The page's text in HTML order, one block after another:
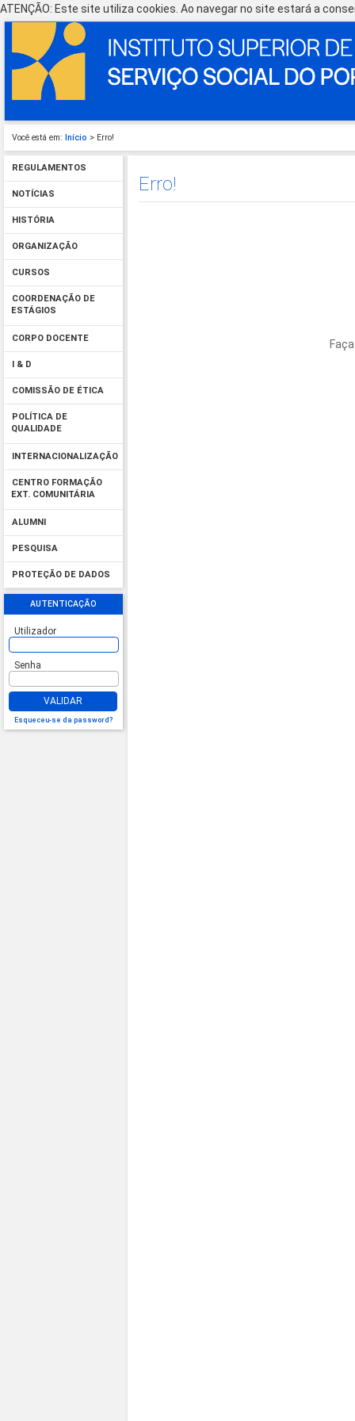
ATENÇÃO: Este site utiliza cookies. Ao navegar no site estará a
Você está em: Início > Erro!
REGULAMENTOS
NOTÍCIAS
HISTÓRIA
ORGANIZAÇÃO
CURSOS
COORDENAÇÃO DE
ESTÁGIOS
CORPO DOCENTE
I & D
COMISSÃO DE ÉTICA
POLÍTICA DE
QUALIDADE
INTERNACIONALIZAÇÃO
CENTRO FORMAÇÃO
EXT. COMUNITÁRIA
ALUMNI
PESQUISA
PROTEÇÃO DE DADOS
AUTENTICAÇÃO
Utilizador
Senha
VALIDAR
Esqueceu-se da password?
Erro!